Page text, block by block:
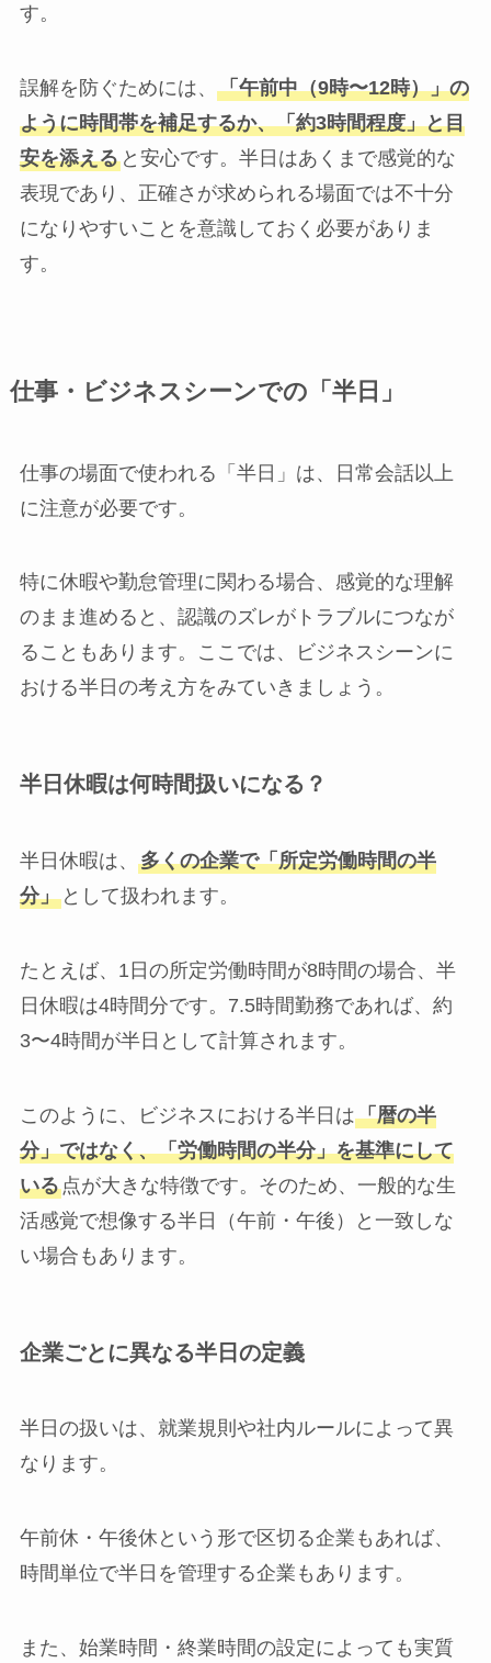
す。
誤解を防ぐためには、 「午前中（9時〜12時）」の
ように時間帯を補足するか、「約3時間程度」と目
安を添えると安心です。半日はあくまで感覚的な
表現であり、正確さが求められる場面では不十分
になりやすいことを意識しておく必要がありま
す。
仕事・ビジネスシーンでの「半日」
仕事の場面で使われる「半日」は、日常会話以上
に注意が必要です。
特に休暇や勤怠管理に関わる場合、感覚的な理解
のまま進めると、認識のズレがトラブルにつなが
ることもあります。ここでは、ビジネスシーンに
おける半日の考え方をみていきましょう。
半日休暇は何時間扱いになる？
半日休暇は、 多くの企業で「所定労働時間の半
分」として扱われます。
たとえば、1日の所定労働時間が8時間の場合、半
日休暇は4時間分です。7.5時間勤務であれば、約
3〜4時間が半日として計算されます。
このように、ビジネスにおける半日は「暦の半
分」ではなく、「労働時間の半分」を基準にして
いる点が大きな特徴です。そのため、一般的な生
活感覚で想像する半日（午前・午後）と一致しな
い場合もあります。
企業ごとに異なる半日の定義
半日の扱いは、就業規則や社内ルールによって異
なります。
午前休・午後休という形で区切る企業もあれば、
時間単位で半日を管理する企業もあります。
また、始業時間・終業時間の設定によっても実質